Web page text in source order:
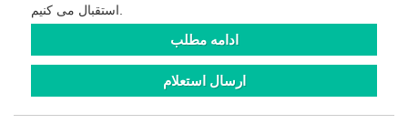
ادامه مطلب
ارسال استعلام